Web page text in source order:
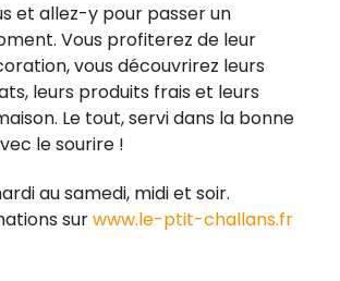
et allez-y pour passer un
Vous profiterez de leur
vous découvrirez leurs
leurs produits frais et leurs
Le tout, servi dans la bonne
le sourire !
au samedi, midi et soir.
surwww.le-ptit-challans.fr